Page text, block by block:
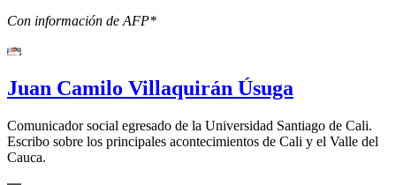
Con información de AFP*
Juan Camilo Villaquirán Úsuga
Comunicador social egresado de la Universidad Santiago de Cali.
Escribo sobre los principales acontecimientos de Cali y el Valle del
Cauca.